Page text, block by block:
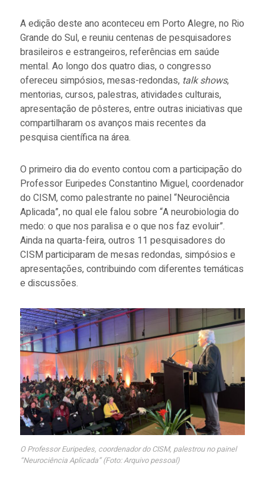
A edição deste ano aconteceu em Porto Alegre, no Rio
Grande do Sul, e reuniu centenas de pesquisadores
brasileiros e estrangeiros, referências em saúde
mental. Ao longo dos quatro dias, o congresso
ofereceu simpósios, mesas-redondas, talk shows,
mentorias, cursos, palestras, atividades culturais,
apresentação de pôsteres, entre outras iniciativas que
compartilharam os avanços mais recentes da
pesquisa científica na área.
O primeiro dia do evento contou com a participação do
Professor Euripedes Constantino Miguel, coordenador
do CISM, como palestrante no painel “Neurociência
Aplicada”, no qual ele falou sobre “A neurobiologia do
medo: o que nos paralisa e o que nos faz evoluir”.
Ainda na quarta-feira, outros 11 pesquisadores do
CISM participaram de mesas redondas, simpósios e
apresentações, contribuindo com diferentes temáticas
e discussões.
O Professor Euripedes, coordenador do CISM, palestrou no painel
“Neurociência Aplicada” (Foto: Arquivo pessoal)